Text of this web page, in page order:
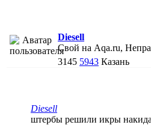
Diesell
Свой на Aqa.ru,
3145 5943 Казань
Diesell
штербы решили икры